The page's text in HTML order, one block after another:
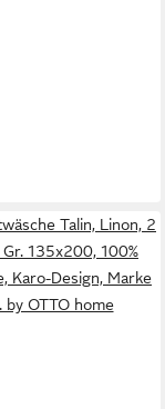
Talin, Linon, 2
135x200, 100%
Karo-Design, Marke
by OTTO home